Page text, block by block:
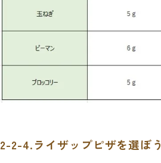
2-2-4.ライザップピザを選ぼう